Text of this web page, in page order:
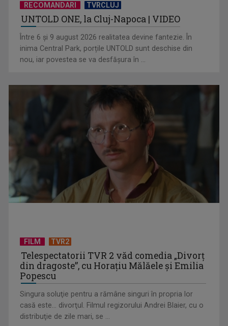
Hora care unește generații | VIDEO
Piesa Angelei Similea „După noapte vine zi” – pe podium şi
acum în inimile ...
Cum ne-a îmbolnăvit telefonul și cum salvarea era mereu
RECOMANDARI TVRCLUJ
UNTOLD ONE, la Cluj-Napoca | VIDEO
Între 6 și 9 august 2026 realitatea devine fantezie. În
inima Central Park, porțile UNTOLD sunt deschise din
nou, iar povestea se va desfășura în ...
FILM TVR2
Telespectatorii TVR 2 văd comedia „Divorţ
din dragoste”, cu Horaţiu Mălăele şi Emilia
Popescu
Singura soluţie pentru a rămâne singuri în propria lor
casă este... divorţul. Filmul regizorului Andrei Blaier, cu o
distribuţie de zile mari, se ...